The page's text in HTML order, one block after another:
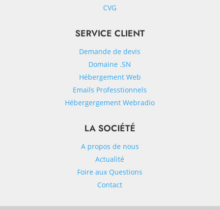
CVG
SERVICE CLIENT
Demande de devis
Domaine .SN
Hébergement Web
Emails Professtionnels
Hébergergement Webradio
LA SOCIÉTÉ
A propos de nous
Actualité
Foire aux Questions
Contact